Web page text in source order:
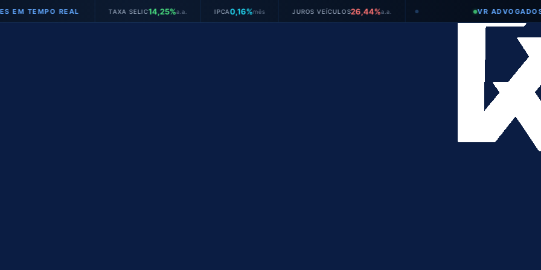
REAL TAXA SELIC14,25%a.a. IPCA 0,16%mês JUROS VEÍCULOS26,44%a.a. ● VR ADVOGADOS